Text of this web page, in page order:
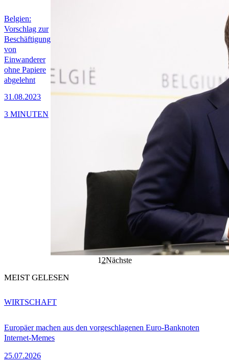
Belgien:
Vorschlag zur
Beschäftigung
von
Einwanderer
ohne Papiere
abgelehnt
31.08.2023
3 MINUTEN
1 2Nächste
MEIST GELESEN
Europäer machen aus den vorgeschlagenen Euro-Banknoten
Internet-Memes
25.07.2026
WIRTSCHAFT